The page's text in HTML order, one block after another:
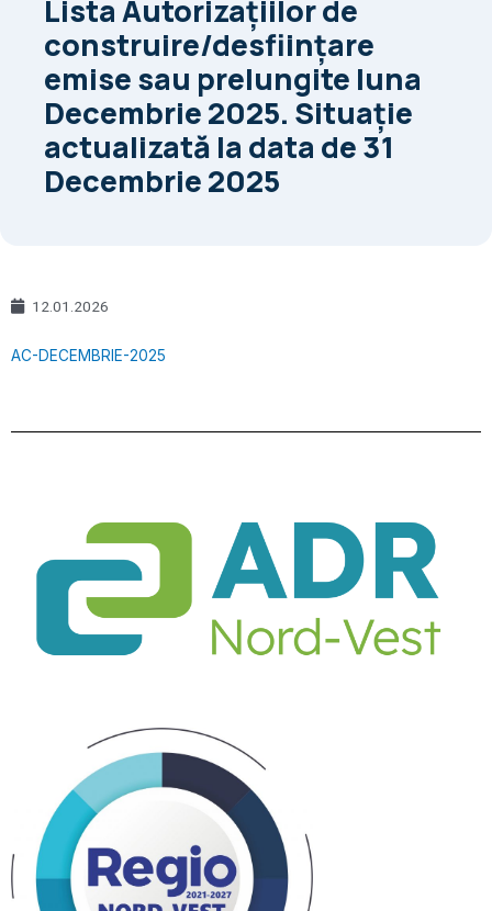
Lista Autorizaţiilor de
construire/desfiinţare
emise sau prelungite luna
Decembrie 2025. Situaţie
actualizată la data de 31
Decembrie 2025
12.01.2026
AC-DECEMBRIE-2025